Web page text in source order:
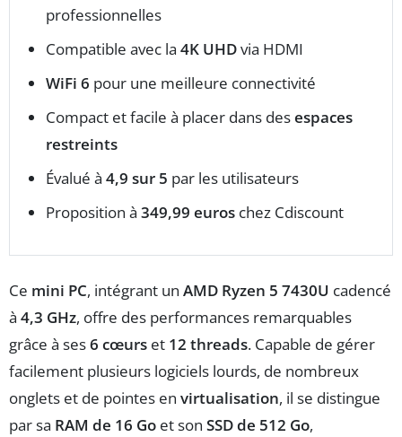
professionnelles
Compatible avec la 4K UHDvia HDMI
WiFi 6 pour une meilleure connectivité
Compact et facile à placer dans desespaces
restreints
Évalué à 4,9 sur 5 par les utilisateurs
Proposition à 349,99 euros chez Cdiscount
Ce mini PC, intégrant un AMD Ryzen 5 7430U cadencé
à 4,3 GHz, offre des performances remarquables
grâce à ses6 cœurs et 12 threads. Capable de gérer
facilement plusieurs logiciels lourds, de nombreux
onglets et de pointes en virtualisation, il se distingue
par sa RAM de 16 Go et son SSD de 512 Go,